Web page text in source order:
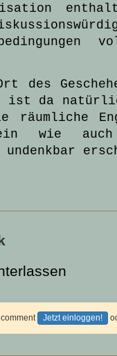
des
ist da
wie
Jetzt einloggen!